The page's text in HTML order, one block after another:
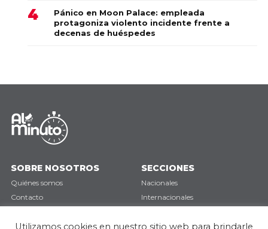
Pánico en Moon Palace: empleada
protagoniza violento incidente frente a
decenas de huéspedes
SOBRE NOSOTROS
Quiénes somos
Contacto
SECCIONES
Nacionales
Internacionales
Opinión
Utilizamos cookies en nuestro sitio web para brindarle